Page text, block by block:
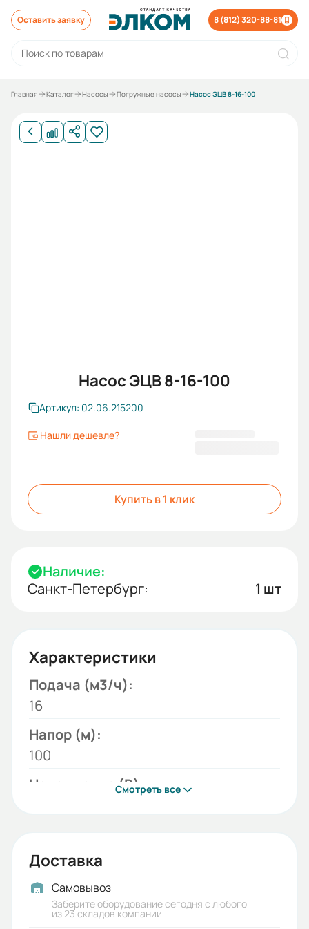
Оставить заявку 8 (812) 320-88-81
Главная Каталог Насосы Погружные насосы Насос ЭЦВ 8-16-100
Насос ЭЦВ 8-16-100
Артикул: 02.06.215200
Нашли дешевле?
Купить в 1 клик
Наличие:
Санкт-Петербург:
1 шт
Характеристики
Подача (м3/ч):
16
Напор (м):
100
Напряжение (В):
ЭЦВ
Мощность двигателя (кВт):
Смотреть все
Доставка
Самовывоз
Заберите оборудование сегодня с любого
из 23 складов компании